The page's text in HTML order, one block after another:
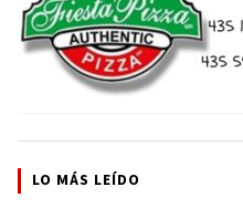
LO MÁS LEÍDO